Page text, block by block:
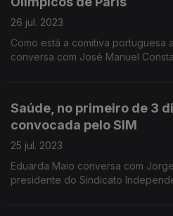
26 jul. 2023
Como está a comitiva portuguesa
conversa com José Manuel
Saúde, no primeiro de 3
convocada pelo SIM
25 jul. 2023
Eduarda Maio conversa com
presidente do Sindicato